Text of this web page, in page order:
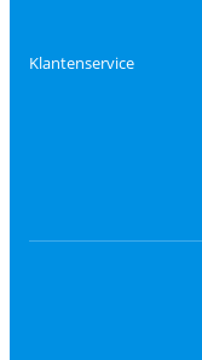
Klantenservice